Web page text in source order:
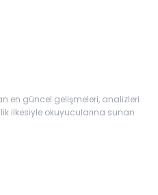
en güncel gelişmeleri, analizleri
ilkesiyle okuyucularına sunan